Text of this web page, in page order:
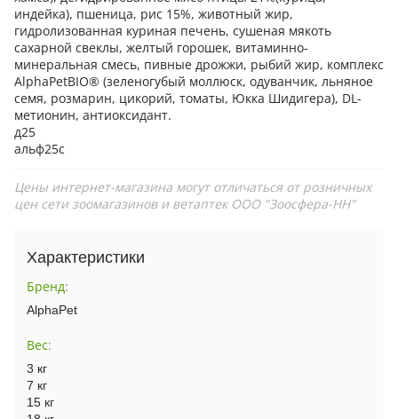
индейка), пшеница, рис 15%, животный жир,
гидролизованная куриная печень, сушеная мякоть
сахарной свеклы, желтый горошек, витаминно-
минеральная смесь, пивные дрожжи, рыбий жир, комплекс
AlphaPetBIO® (зеленогубый моллюск, одуванчик, льняное
семя, розмарин, цикорий, томаты, Юкка Шидигера), DL-
метионин, антиоксидант.
д25
альф25с
Цены интернет-магазина могут отличаться от розничных
цен сети зоомагазинов и ветаптек ООО "Зоосфера-НН"
Характеристики
Бренд:
AlphaPet
Вес:
3 кг
7 кг
15 кг